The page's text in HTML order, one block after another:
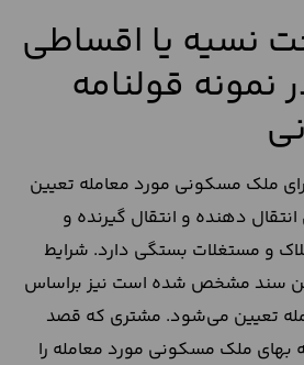
نسیه یا اقساطی
قولنامه
ملک مسکونی مورد معامله تعیین
دهنده و انتقال گیرنده و
و مستغلات بستگی دارد. شرایط
سند مشخص شده است نیز براساس
تعیین می‌شود. مشتری که قصد
بهای ملک مسکونی مورد معامله را